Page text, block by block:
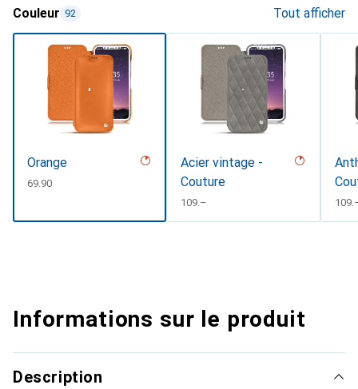
Couleur 92 Tout afficher
Orange
CHF
69.90
Acier vintage -
Couture
CHF
109.– CHF
Informations sur le produit
Description